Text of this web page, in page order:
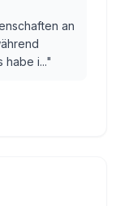
an
habe i..."